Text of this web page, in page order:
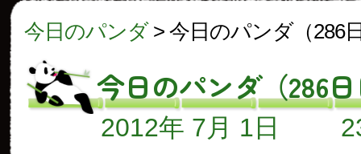
今日のパンダ> 今日のパンダ（286
今日のパンダ（286
2012年 7月 1日